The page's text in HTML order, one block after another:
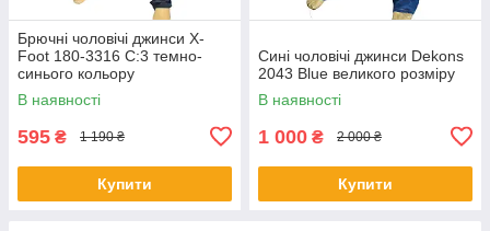
Брючні чоловічі джинси X-
Foot 180-3316 C:3 темно-
синього кольору
В наявності
595 ₴ 1 190 ₴
Купити
Сині чоловічі джинси Dekons
2043 Blue великого розміру
В наявності
1 000 ₴ 2 000 ₴
Купити